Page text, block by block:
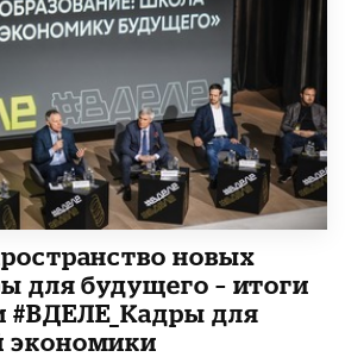
новых
для будущего – итоги
#ВДЕЛЕ_Кадры для
экономики